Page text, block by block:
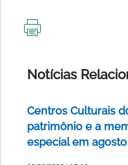
Notícias
Centros Culturais
patrimônio e a
especial em agosto